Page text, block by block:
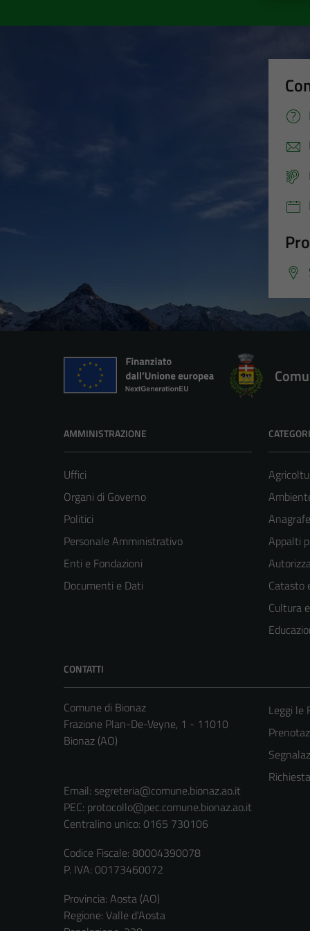
AMMINISTRAZIONE
Uffici
Organi di Governo
Politici
Personale Amministrativo
Enti e Fondazioni
Documenti e Dati
Appalti
Catasto
Cultura
CONTATTI
Comune di Bionaz
Frazione Plan-De-Veyne, 1 - 11010
Bionaz (AO)
Email: segreteria@comune.bionaz.ao.it
PEC: protocollo@pec.comune.bionaz.ao.it
Centralino unico: 0165 730106
Codice Fiscale: 80004390078
P. IVA: 00173460072
Provincia: Aosta (AO)
Regione: Valle d'Aosta
Leggi le